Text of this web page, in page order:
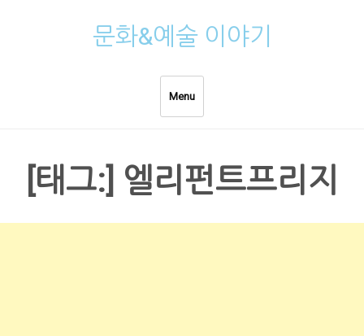
문화&예술 이야기
Menu
[태그:] 엘리펀트프리지